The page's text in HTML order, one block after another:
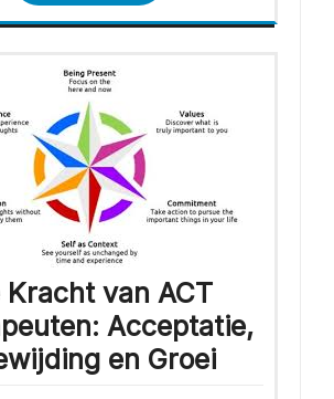
Kracht van ACT
Acceptatie,
en Groei